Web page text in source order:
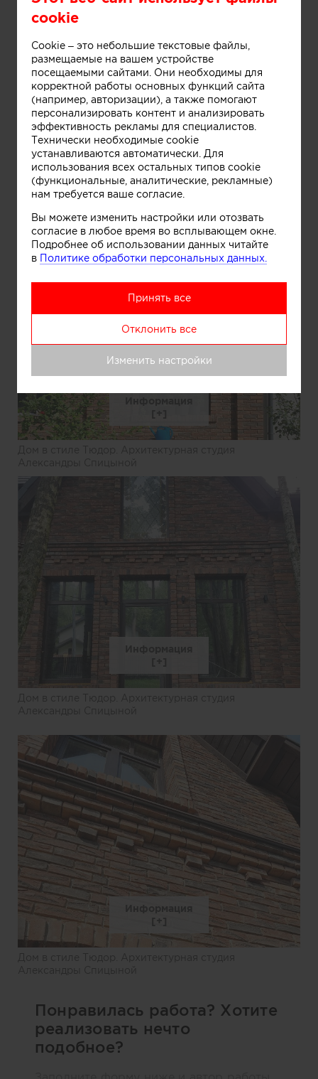
Информация
Дом в стиле Тюдор. Архитектурная студия
Александры Спицыной
Понравилась работа? Хотите
реализовать нечто
подобное?
cookie
Cookie – это небольшие текстовые файлы,
размещаемые на вашем устройстве
посещаемыми сайтами. Они необходимы для
корректной работы основных функций сайта
(например, авторизации), а также помогают
персонализировать контент и анализировать
эффективность рекламы для специалистов.
Технически необходимые cookie
устанавливаются автоматически. Для
использования всех остальных типов cookie
(функциональные, аналитические, рекламные)
нам требуется ваше согласие.
Вы можете изменить настройки или отозвать
согласие в любое время во всплывающем окне.
Подробнее об использовании данных читайте
в Политике обработки персональных данных.
Принять все
Отклонить все
Изменить настройки